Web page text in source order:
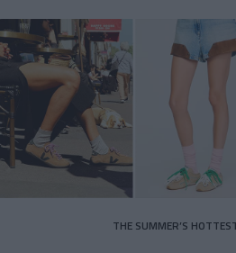
THE SUMMER’S